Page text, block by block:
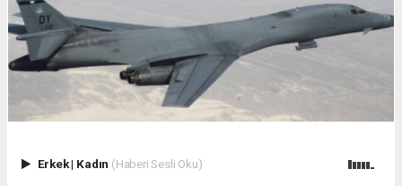
Erkek| Kadın (Haberi Sesli Oku)